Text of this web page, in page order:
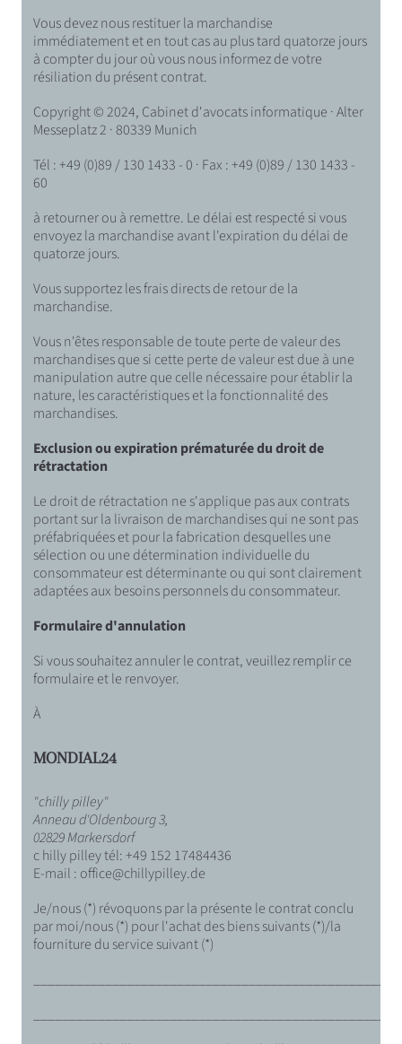
Vous devez nous restituer la marchandise
immédiatement et en tout cas au plus tard quatorze jours
à compter du jour où vous nous informez de votre
résiliation du présent contrat.
Copyright © 2024, Cabinet d'avocats informatique · Alter
Messeplatz 2 · 80339 Munich
Tél : +49 (0)89 / 130 1433 - 0 · Fax : +49 (0)89 / 130 1433 -
60
à retourner ou à remettre. Le délai est respecté si vous
envoyez la marchandise avant l'expiration du délai de
quatorze jours.
Vous supportez les frais directs de retour de la
marchandise.
Vous n'êtes responsable de toute perte de valeur des
marchandises que si cette perte de valeur est due à une
manipulation autre que celle nécessaire pour établir la
nature, les caractéristiques et la fonctionnalité des
marchandises.
Exclusion ou expiration prématurée du droit de
rétractation
Le droit de rétractation ne s'applique pas aux contrats
portant sur la livraison de marchandises qui ne sont pas
préfabriquées et pour la fabrication desquelles une
sélection ou une détermination individuelle du
consommateur est déterminante ou qui sont clairement
adaptées aux besoins personnels du consommateur.
Formulaire d'annulation
Si vous souhaitez annuler le contrat, veuillez remplir ce
formulaire et le renvoyer.
À
MONDIAL24
"chilly pilley"
Anneau d'Oldenbourg 3,
02829 Markersdorf
chilly pilley tél: +49 152 17484436
E-mail : office@chillypilley.de
Je/nous (*) révoquons par la présente le contrat conclu
par moi/nous (*) pour l'achat des biens suivants (*)/la
fourniture du service suivant (*)